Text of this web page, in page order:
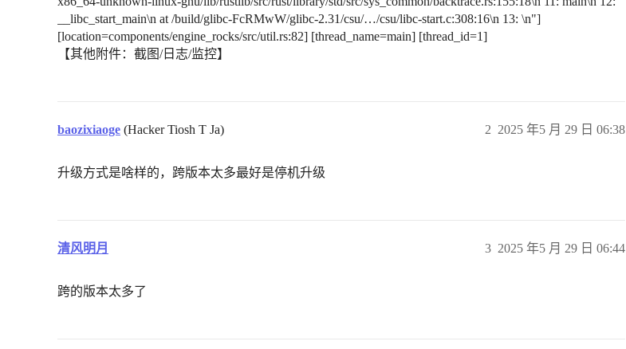
__libc_start_main\n at /build/glibc-FcRMwW/glibc-2.31/csu/…/csu/libc-start.c:308:16\n 13: \n"]
[location=components/engine_rocks/src/util.rs:82] [thread_name=main] [thread_id=1]
【其他附件：截图/日志/监控】
baozixiaoge (Hacker Tiosh T Ja) 2025 年5 月 29 日 06:38
2
升级方式是啥样的，跨版本太多最好是停机升级
清风明月 2025 年5 月 29 日 06:44
3
跨的版本太多了